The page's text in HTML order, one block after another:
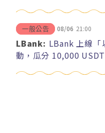
一般公告 08/06 21:00
LBank: LBank 上線
動，瓜分 10,000